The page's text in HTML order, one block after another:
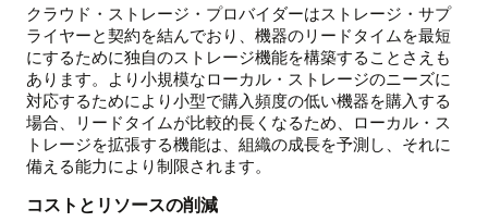
クラウド・ストレージ・プロバイダーはストレージ・サプ
ライヤーと契約を結んでおり、機器のリードタイムを最短
にするために独自のストレージ機能を構築することさえも
あります。より小規模なローカル・ストレージのニーズに
対応するためにより小型で購入頻度の低い機器を購入する
場合、リードタイムが比較的長くなるため、ローカル・ス
トレージを拡張する機能は、組織の成長を予測し、それに
備える能力により制限されます。
コストとリソースの削減